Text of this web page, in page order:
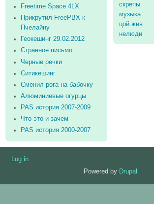
Freetime Space 4LX
Прикрутил FreePBX к
Пчелайну
Геокешинг 29.02.2012
Странное письмо
Черные речки
Ситикешинг
Сменил рога на бабочку
Алюминиевые огурцы
PAS история 2007-2009
Что это и зачем
PAS история 2000-2007
скрепы
музыка
цой.жив
нелюди
menu
Log in
Powered by Drupal